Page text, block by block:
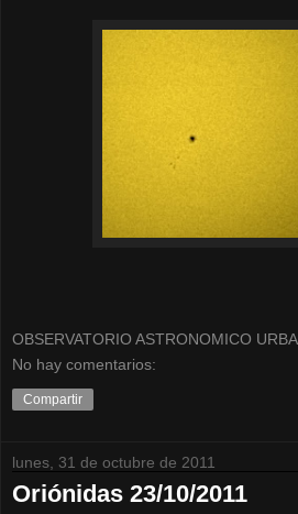
OBSERVATORIO ASTRONOMICO
No hay comentarios:
Compartir
lunes, 31 de octubre de 2011
Oriónidas 23/10/2011